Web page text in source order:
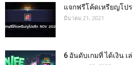
แจกฟรีโค้ดเหรียญโปร
มีนาคม 21, 2021
6 อันดับเกมที่ ได้เงิน เ